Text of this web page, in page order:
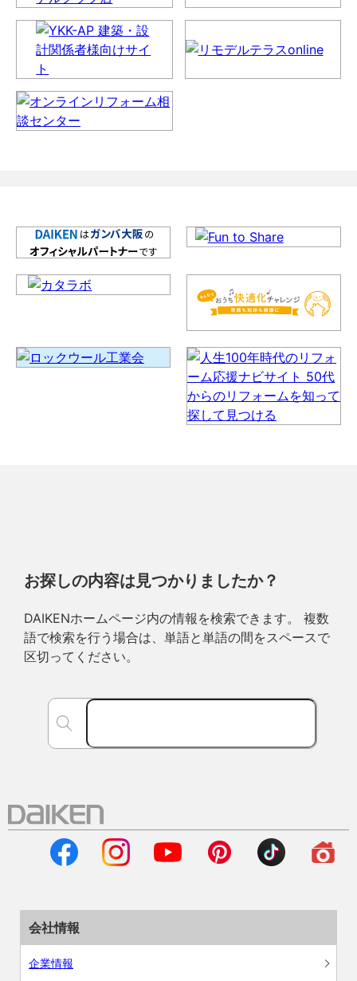
お探しの内容は見つかりましたか？
DAIKENホームページ内の情報を検索できます。 複数
語で検索を行う場合は、単語と単語の間をスペースで
区切ってください。
会社情報
企業情報